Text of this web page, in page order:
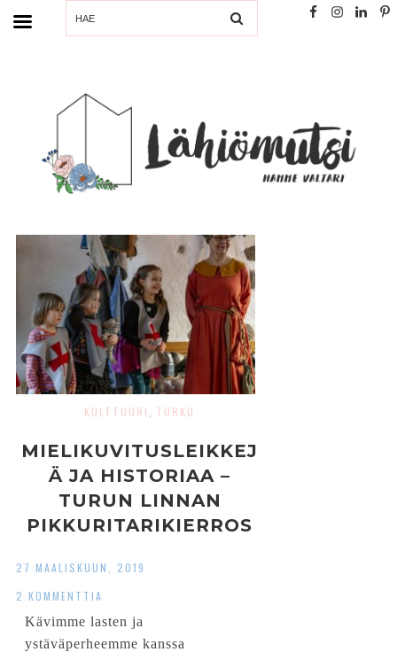
SEARCH
KULTTUURI TURKU
MIELIKUVITUSLEIKKEJ
Ä JA HISTORIAA –
TURUN LINNAN
PIKKURITARIKIERROS
27 MAALISKUUN, 2019
2 KOMMENTTIA
Kävimme lasten ja
ystäväperheemme kanssa